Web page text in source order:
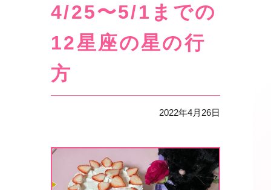
4/25〜5/1までの
12星座の星の行
方
2022年4月26日